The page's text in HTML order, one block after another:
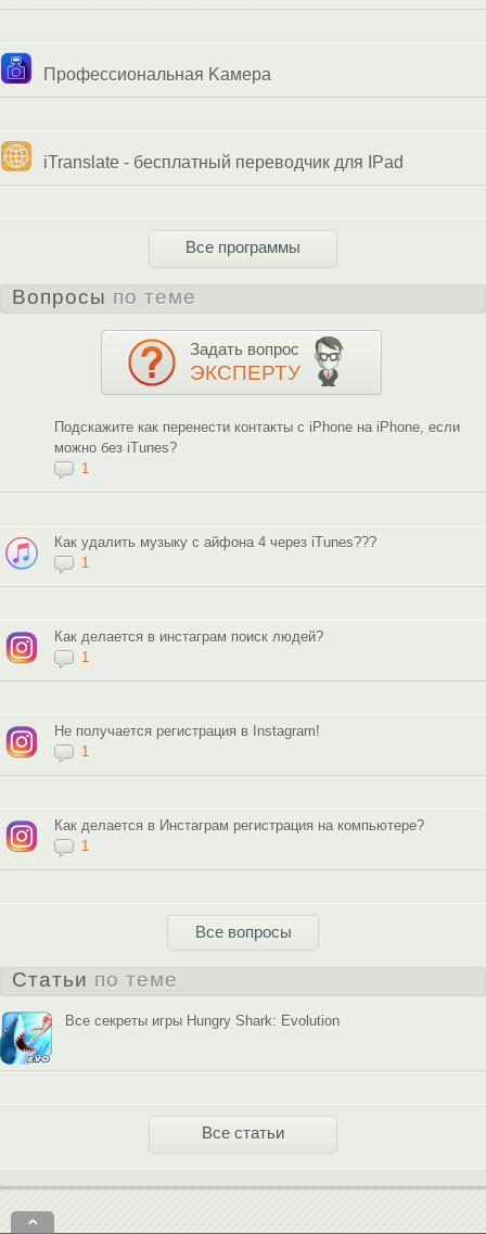
Профессиональная Kамера
iTranslate - бесплатный переводчик для IPad
Все программы
Вопросы по теме
Задать вопрос
ЭКСПЕРТУ
Подскажите как перенести контакты с iPhone на iPhone, если
можно без iTunes?
1
Как удалить музыку с айфона 4 через iTunes???
1
Как делается в инстаграм поиск людей?
1
Не получается регистрация в Instagram!
1
Как делается в Инстаграм регистрация на компьютере?
1
Все вопросы
Статьи по теме
Все секреты игры Hungry Shark: Evolution
Все статьи
⌃